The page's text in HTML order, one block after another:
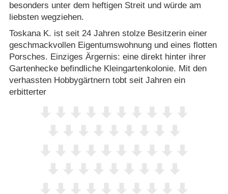
besonders unter dem heftigen Streit und würde am
liebsten wegziehen.
Toskana K. ist seit 24 Jahren stolze Besitzerin einer
geschmackvollen Eigentumswohnung und eines flotten
Porsches. Einziges Ärgernis: eine direkt hinter ihrer
Gartenhecke befindliche Kleingartenkolonie. Mit den
verhassten Hobbygärtnern tobt seit Jahren ein
erbitterter